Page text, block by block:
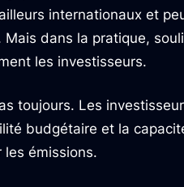
internationaux et
dans la pratique,
les investisseurs.
toujours. Les
budgétaire et la
émissions.